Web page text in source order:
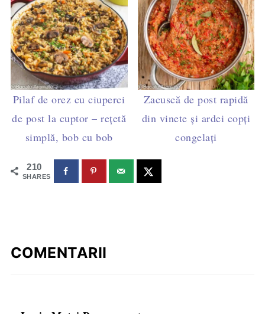
Pilaf de orez cu ciuperci
de post la cuptor – rețetă
simplă, bob cu bob
Zacuscă de post rapidă
din vinete și ardei copți
congelați
210
SHARES
COMENTARII